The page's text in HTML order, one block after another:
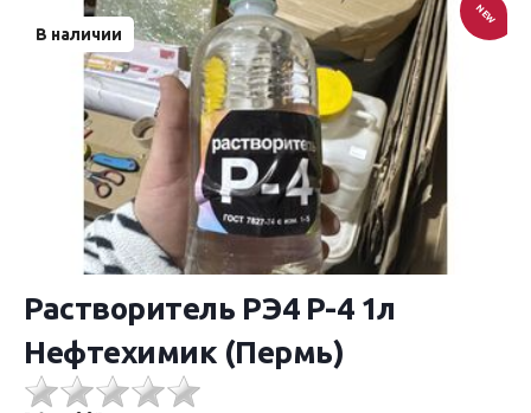
В наличии
NEW
Растворитель РЭ4 Р-4 1л
Нефтехимик (Пермь)